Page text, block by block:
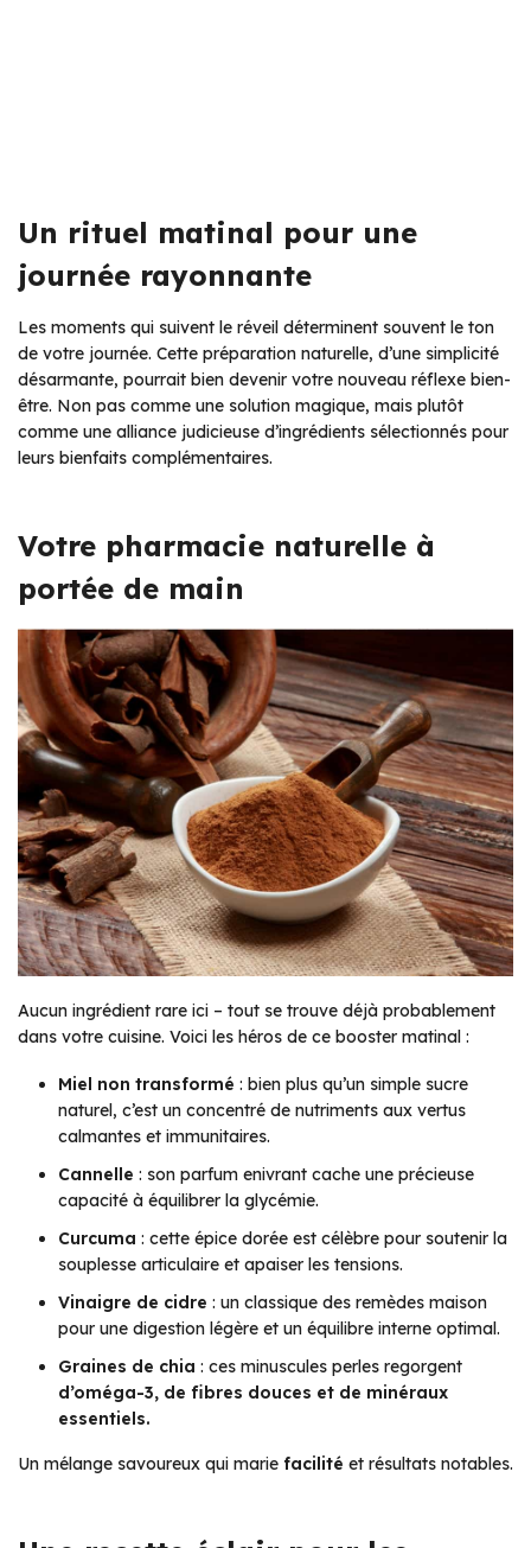
Un rituel matinal pour une
journée rayonnante
Les moments qui suivent le réveil déterminent souvent le ton
de votre journée. Cette préparation naturelle, d’une simplicité
désarmante, pourrait bien devenir votre nouveau réflexe bien-
être. Non pas comme une solution magique, mais plutôt
comme une alliance judicieuse d’ingrédients sélectionnés pour
leurs bienfaits complémentaires.
Votre pharmacie naturelle à
portée de main
Aucun ingrédient rare ici – tout se trouve déjà probablement
dans votre cuisine. Voici les héros de ce booster matinal :
Miel non transformé : bien plus qu’un simple sucre
naturel, c’est un concentré de nutriments aux vertus
calmantes et immunitaires.
Cannelle : son parfum enivrant cache une précieuse
capacité à équilibrer la glycémie.
Curcuma : cette épice dorée est célèbre pour soutenir la
souplesse articulaire et apaiser les tensions.
Vinaigre de cidre : un classique des remèdes maison
pour une digestion légère et un équilibre interne optimal.
Graines de chia : ces minuscules perles regorgent
d’oméga-3, de fibres douces et de minéraux
essentiels.
Un mélange savoureux qui marie facilité et résultats notables.